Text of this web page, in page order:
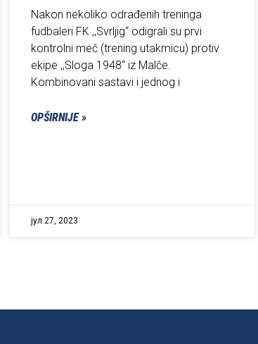
Nakon nekoliko odrađenih treninga
fudbaleri FK ,,Svrljig“ odigrali su prvi
kontrolni meč (trening utakmicu) protiv
ekipe ,,Sloga 1948“ iz Malče.
Kombinovani sastavi i jednog i
OPŠIRNIJE »
јул 27, 2023